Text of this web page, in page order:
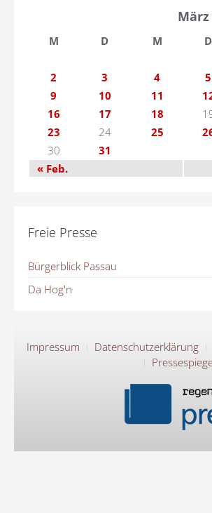
März
M D M D
2 3 4 5
9
10 11
16
17 18
23
24 25
30
31
« Feb.
Freie Presse
Bürgerblick Passau
Da Hog'n
Impressum Datenschutzerklärung